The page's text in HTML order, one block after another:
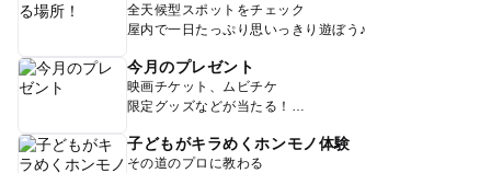
全天候型スポットをチェック
屋内で一日たっぷり思いっきり遊ぼう♪
今月のプレゼント
映画チケット、ムビチケ
限定グッズなどが当たる！
子どもがキラめくホンモノ体験
その道のプロに教わる